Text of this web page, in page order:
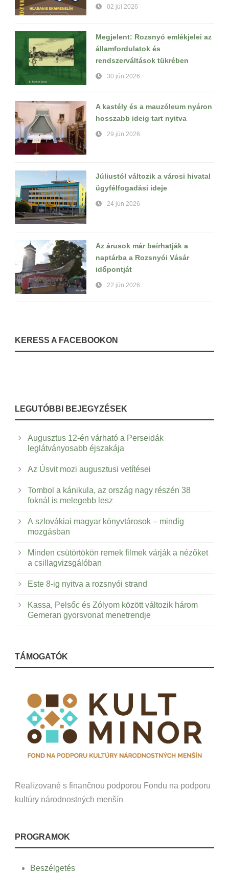
02 júl 2026
Megjelent: Rozsnyó emlékjelei az
államfordulatok és
rendszerváltások tükrében
30 jún 2026
A kastély és a mauzóleum nyáron
hosszabb ideig tart nyitva
29 jún 2026
Júliustól változik a városi hivatal
ügyfélfogadási ideje
24 jún 2026
Az árusok már beírhatják a
naptárba a Rozsnyói Vásár
időpontját
22 jún 2026
KERESS A FACEBOOKON
LEGUTÓBBI BEJEGYZÉSEK
Augusztus 12-én várható a Perseidák
leglátványosabb éjszakája
Az Úsvit mozi augusztusi vetítései
Tombol a kánikula, az ország nagy részén 38
foknál is melegebb lesz
A szlovákiai magyar könyvtárosok – mindig
mozgásban
Minden csütörtökön remek filmek várják a nézőket
a csillagvizsgálóban
Este 8-ig nyitva a rozsnyói strand
Kassa, Pelsőc és Zólyom között változik három
Gemeran gyorsvonat menetrendje
TÁMOGATÓK
Realizované s finančnou podporou Fondu na podporu
kultúry národnostných menšín
PROGRAMOK
Beszélgetés